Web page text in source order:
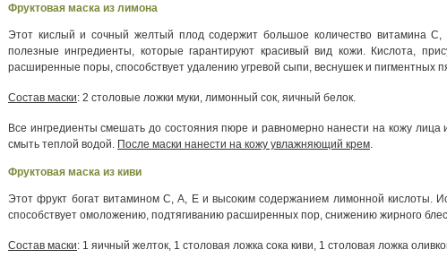
Фруктовая маска из лимона
Этот кислый и сочный желтый плод содержит большое количество витамина С,
полезные ингредиенты, которые гарантируют красивый вид кожи. Кислота,
расширенные поры, способствует удалению угревой сыпи, веснушек и пигментных
Состав маски: 2 столовые ложки муки, лимонный сок, яичный белок.
Все ингредиенты смешать до состояния пюре и равномерно нанести на кожу лица
смыть теплой водой. После маски нанести на кожу увлажняющий крем
Фруктовая маска из киви
Этот фрукт богат витамином С, А, Е и высоким содержанием лимонной кислоты.
способствует омоложению, подтягиванию расширенных пор, снижению жирного
Состав маски: 1 яичный желток, 1 столовая ложка сока киви, 1 столовая ложка